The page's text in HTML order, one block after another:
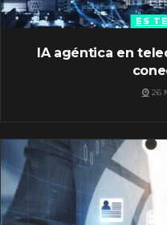
ES
IA agéntica en
26